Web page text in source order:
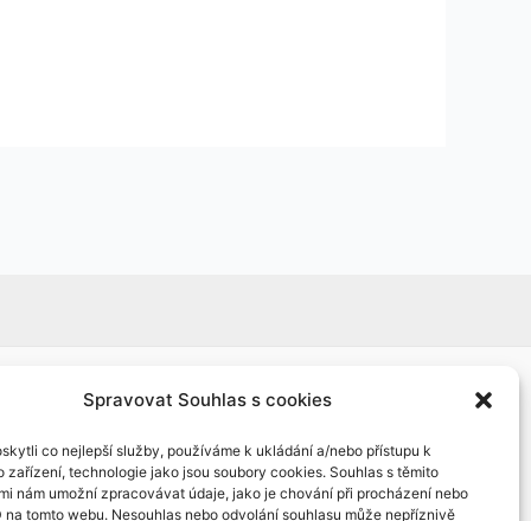
Spravovat Souhlas s cookies
co nejlepší služby, používáme k ukládání a/nebo přístupu k
zařízení, technologie jako jsou soubory cookies. Souhlas s těmito
nám umožní zpracovávat údaje, jako je chování při procházení nebo
na tomto webu. Nesouhlas nebo odvolání souhlasu může nepříznivě